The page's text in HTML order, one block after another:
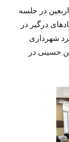
در جلسه
درگیر در
و عملکرد شهرداری
حسینی در